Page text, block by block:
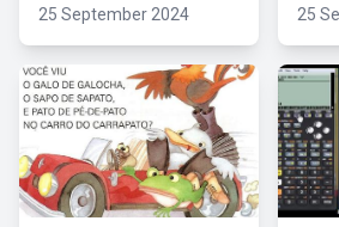
25 September 2024 25